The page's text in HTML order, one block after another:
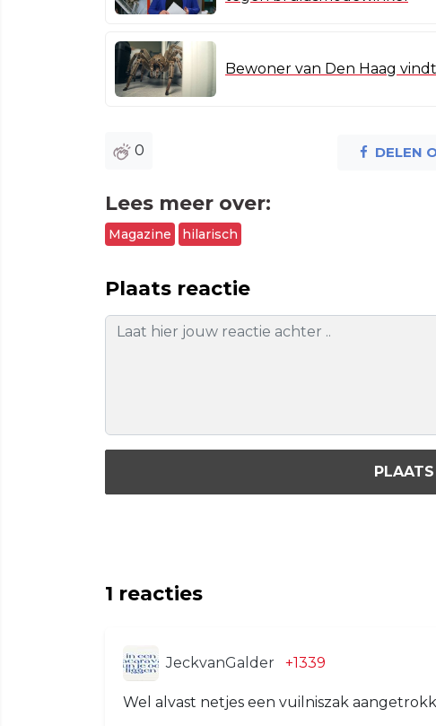
Bewoner van Den Haag
0 DELEN
Lees meer over:
Magazine hilarisch
Plaats reactie
1 reacties
JeckvanGalder +1339
Wel alvast netjes een vuilniszak